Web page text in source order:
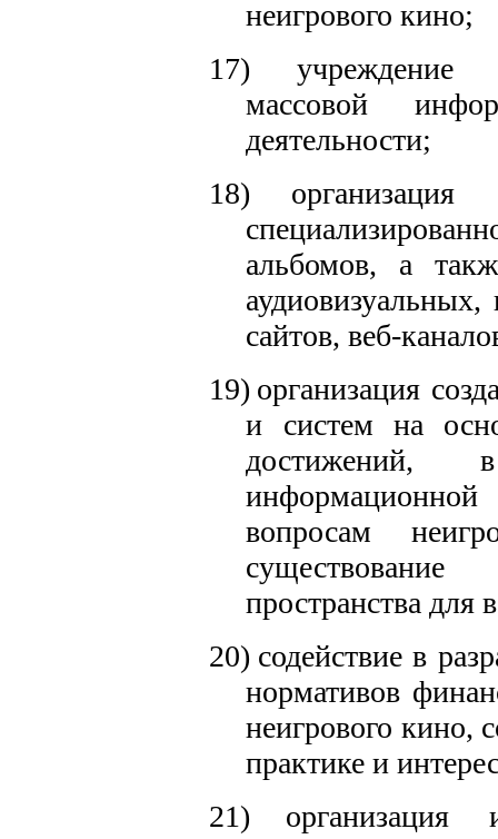
неигрового кино;
17)
учреждение
массовой
деятельности;
18)
альбомов, а
сайтов, веб-
19) организация
и систем на
вопросам
пространства для
20) содействие в
нормативов
неигрового кино,
практике и
21)